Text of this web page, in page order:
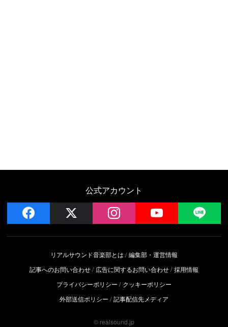
公式アカウント
facebook instagram YouTube
リアルサウンド音楽部とは
編集部・運営情報
記事へのお問い合わせ
広告に関するお問い合わせ 採用情報
プライバシーポリシー
クッキーポリシー
外部送信ポリシー
記事配信先メディア
© realsound.jp